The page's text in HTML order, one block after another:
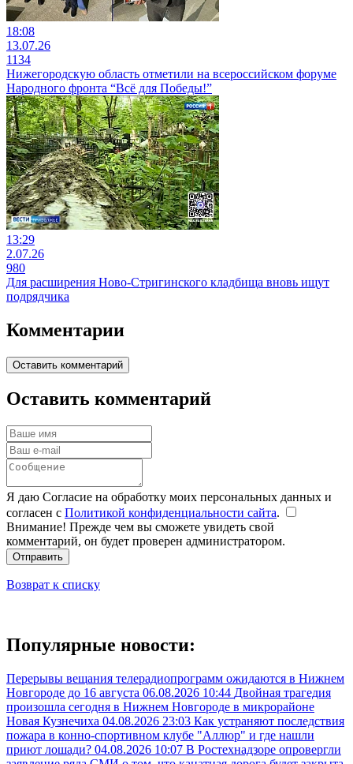
18:08
13.07.26
1134
Нижегородскую область отметили на всероссийском форуме
Народного фронта “Всё для Победы!”
13:29
2.07.26
980
Для расширения Ново-Стригинского кладбища вновь ищут
подрядчика
Комментарии
Оставить комментарий
Оставить комментарий
Я даю Согласие на обработку моих персональных данных и
согласен с Политикой конфиденциальности сайта.
Внимание! Прежде чем вы сможете увидеть свой
комментарий, он будет проверен администратором.
Отправить
Возврат к списку
Популярные новости:
Перерывы вещания телерадиопрограмм ожидаются в Нижнем
Новгороде до 16 августа 06.08.2026 10:44 Двойная трагедия
произошла сегодня в Нижнем Новгороде в микрорайоне
Новая Кузнечиха 04.08.2026 23:03 Как устраняют последствия
пожара в конно-спортивном клубе "Аллюр" и где нашли
приют лошади? 04.08.2026 10:07 В Ростехнадзоре опровергли